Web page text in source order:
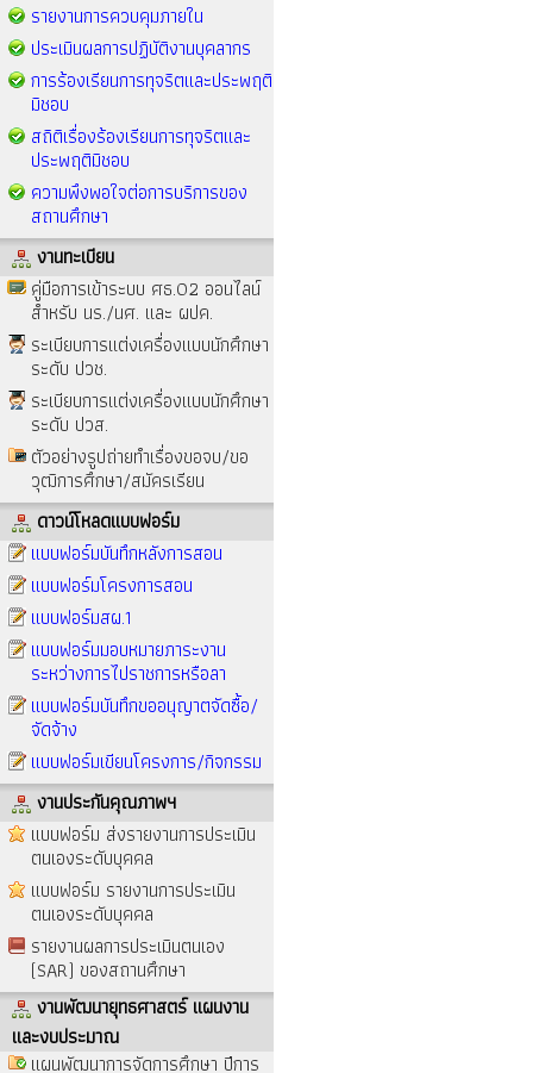
รายงานการควบคุมภายใน
ประเมินผลการปฏิบัติงานบุคลากร
การร้องเรียนการทุจริตและประพฤติ
มิชอบ
สถิติเรื่องร้องเรียนการทุจริตและ
ประพฤติมิชอบ
ความพึงพอใจต่อการบริการของ
สถานศึกษา
งานทะเบียน
คู่มือการเข้าระบบ ศธ.02 ออนไลน์
สำหรับ นร./นศ. และ ผปค.
ระเบียบการแต่งเครื่องแบบนักศึกษา
ระดับ ปวช.
ระเบียบการแต่งเครื่องแบบนักศึกษา
ระดับ ปวส.
ตัวอย่างรูปถ่ายทำเรื่องขอจบ/ขอ
วุฒิการศึกษา/สมัครเรียน
ดาวน์โหลดแบบฟอร์ม
แบบฟอร์มบันทึกหลังการสอน
แบบฟอร์มโครงการสอน
แบบฟอร์มสผ.1
แบบฟอร์มมอบหมายภาระงาน
ระหว่างการไปราชการหรือลา
แบบฟอร์มบันทึกขออนุญาตจัดซื้อ/
จัดจ้าง
แบบฟอร์มเขียนโครงการ/กิจกรรม
งานประกันคุณภาพฯ
แบบฟอร์ม ส่งรายงานการประเมิน
ตนเองระดับบุคคล
แบบฟอร์ม รายงานการประเมิน
ตนเองระดับบุคคล
รายงานผลการประเมินตนเอง
(SAR) ของสถานศึกษา
งานพัฒนายุทธศาสตร์ แผนงาน
และงบประมาณ
แผนพัฒนาการจัดการศึกษา ปีการ